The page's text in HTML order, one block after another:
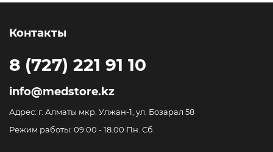
Контакты
8 (727) 221 91 10
info@medstore.kz
Адрес: г. Алматы мкр. Улжан-1, ул. Бозарал 58
Режим работы: 09.00 - 18.00 Пн. Сб.